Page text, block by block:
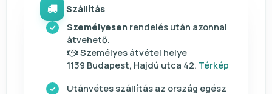
Szállítás
Személyesen rendelés után azonnal
átvehető.
Személyes átvétel helye
1139 Budapest, Hajdú utca 42. Térkép
Utánvétes szállítás az ország egész